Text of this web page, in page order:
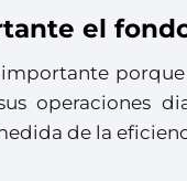
el
operaciones
de la